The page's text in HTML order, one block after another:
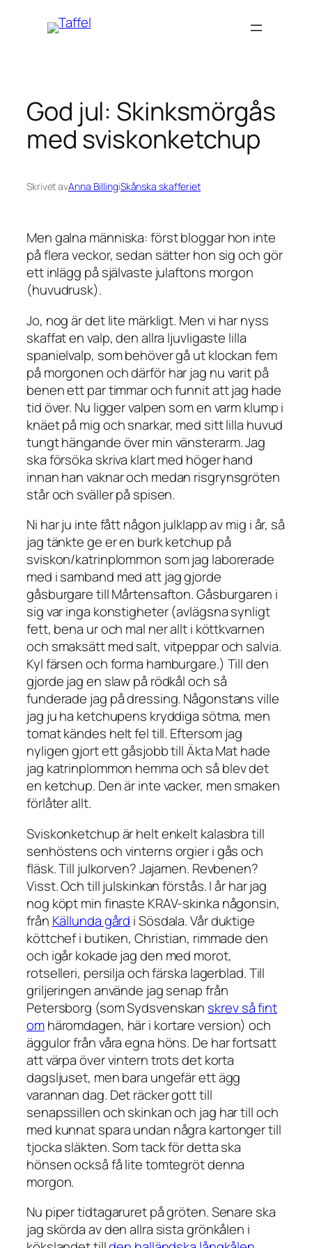
God jul: Skinksmörgås
med sviskonketchup
Skrivet avAnna BillingiSkånska skafferiet
Men galna människa: först bloggar hon inte
på flera veckor, sedan sätter hon sig och gör
ett inlägg på självaste julaftons morgon
(huvudrusk).
Jo, nog är det lite märkligt. Men vi har nyss
skaffat en valp, den allra ljuvligaste lilla
spanielvalp, som behöver gå ut klockan fem
på morgonen och därför har jag nu varit på
benen ett par timmar och funnit att jag hade
tid över. Nu ligger valpen som en varm klump i
knäet på mig och snarkar, med sitt lilla huvud
tungt hängande över min vänsterarm. Jag
ska försöka skriva klart med höger hand
innan han vaknar och medan risgrynsgröten
står och sväller på spisen.
Ni har ju inte fått någon julklapp av mig i år, så
jag tänkte ge er en burk ketchup på
sviskon/katrinplommon som jag laborerade
med i samband med att jag gjorde
gåsburgare till Mårtensafton. Gåsburgaren i
sig var inga konstigheter (avlägsna synligt
fett, bena ur och mal ner allt i köttkvarnen
och smaksätt med salt, vitpeppar och salvia.
Kyl färsen och forma hamburgare.) Till den
gjorde jag en slaw på rödkål och så
funderade jag på dressing. Någonstans ville
jag ju ha ketchupens kryddiga sötma, men
tomat kändes helt fel till. Eftersom jag
nyligen gjort ett gåsjobb till Äkta Mat hade
jag katrinplommon hemma och så blev det
en ketchup. Den är inte vacker, men smaken
förlåter allt.
Sviskonketchup är helt enkelt kalasbra till
senhöstens och vinterns orgier i gås och
fläsk. Till julkorven? Jajamen. Revbenen?
Visst. Och till julskinkan förstås. I år har jag
nog köpt min finaste KRAV-skinka någonsin,
från Källunda gård i Sösdala. Vår duktige
köttchef i butiken, Christian, rimmade den
och igår kokade jag den med morot,
rotselleri, persilja och färska lagerblad. Till
griljeringen använde jag senap från
Petersborg (som Sydsvenskan skrev så fint
omhäromdagen, här i kortare version) och
äggulor från våra egna höns. De har fortsatt
att värpa över vintern trots det korta
dagsljuset, men bara ungefär ett ägg
varannan dag. Det räcker gott till
senapssillen och skinkan och jag har till och
med kunnat spara undan några kartonger till
tjocka släkten. Som tack för detta ska
hönsen också få lite tomtegröt denna
morgon.
Nu piper tidtagaruret på gröten. Senare ska
jag skörda av den allra sista grönkålen i